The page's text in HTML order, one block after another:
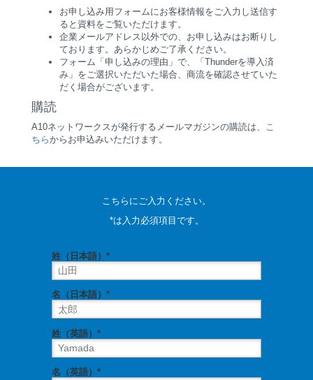
お申し込み用フォームにお客様情報をご入力し送信す
ると資料をご覧いただけます。
企業メールアドレス以外での、お申し込みはお断りし
ております。あらかじめご了承ください。
フォーム「申し込みの理由」で、「Thunderを導入済
み」をご選択いただいた場合、商流を確認させていた
だく場合がございます。
購読
A10ネットワークスが発行するメールマガジンの購読は、 こ
ちらからお申込みいただけます。
こちらにご入力ください。
*は入力必須項目です。
姓（日本語）*
名（日本語）*
姓（英語）*
名（英語）*